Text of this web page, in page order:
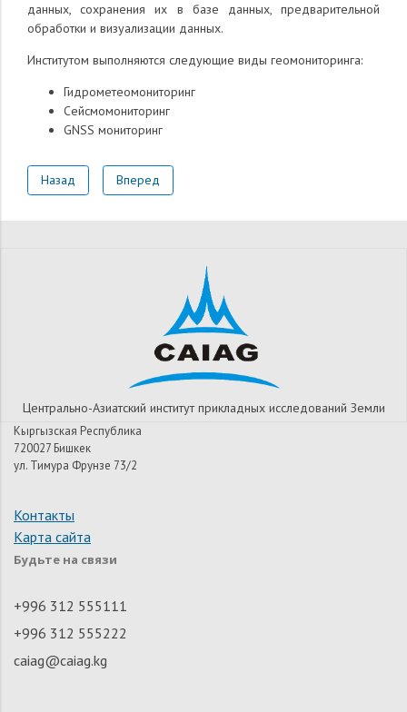
данных, сохранения их в базе данных, предварительной
обработки и визуализации данных.
Институтом выполняются следующие виды геомониторинга:
Гидрометеомониторинг
Сейсмомониторинг
GNSS мониторинг
Назад Вперед
Центрально-Азиатский институт прикладных исследований Земли
Кыргызская Республика
720027 Бишкек
ул. Тимура Фрунзе 73/2
Контакты
Карта сайта
Будьте на связи
+996 312 555111
+996 312 555222
caiag@caiag.kg